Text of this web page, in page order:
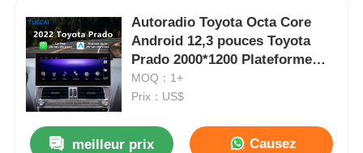
Autoradio Toyota Octa Core
Android 12,3 pouces Toyota
Prado 2000*1200 Plateforme
TS10
MOQ：1+
Prix：US$
meilleur prix Causez